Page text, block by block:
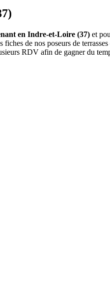
en Indre-et-Loire (37) et
de nos poseurs de
RDV afin de gagner du